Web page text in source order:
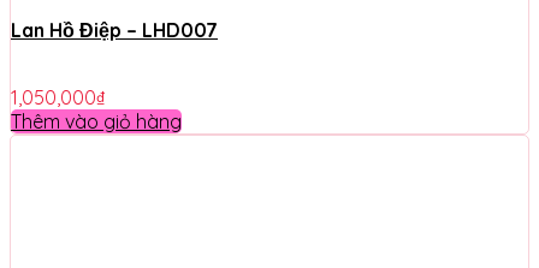
Lan Hồ Điệp – LHD007
1,050,000₫
Thêm vào giỏ hàng